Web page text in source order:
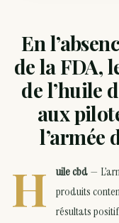
En
de la FDA,
de l’huile
aux
l’armée
H uile cbd—
produits
résultats